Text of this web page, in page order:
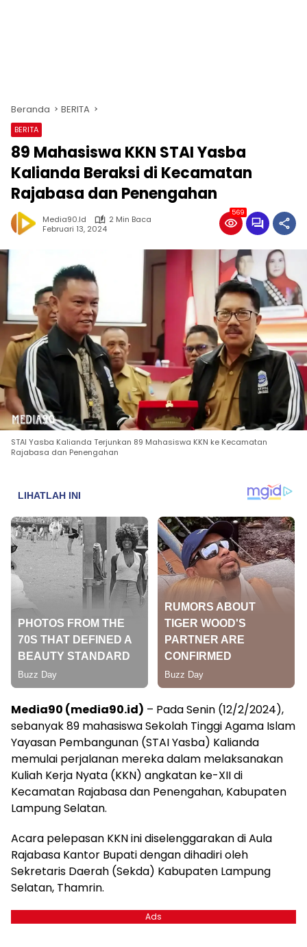
Beranda BERITA
BERITA
89 Mahasiswa KKN STAI Yasba
Kalianda Beraksi di Kecamatan
Rajabasa dan Penengahan
Media90.id
2 Min Baca
Februari 13, 2024
569
STAI Yasba Kalianda Terjunkan 89 Mahasiswa KKN ke Kecamatan
Rajabasa dan Penengahan
Media90 (media90.id) – Pada Senin (12/2/2024),
sebanyak 89 mahasiswa Sekolah Tinggi Agama Islam
Yayasan Pembangunan (STAI Yasba) Kalianda
memulai perjalanan mereka dalam melaksanakan
Kuliah Kerja Nyata (KKN) angkatan ke-XII di
Kecamatan Rajabasa dan Penengahan, Kabupaten
Lampung Selatan.
Acara pelepasan KKN ini diselenggarakan di Aula
Rajabasa Kantor Bupati dengan dihadiri oleh
Sekretaris Daerah (Sekda) Kabupaten Lampung
Selatan, Thamrin.
Ads